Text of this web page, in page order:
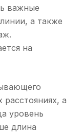
важные
а также
на
а
уровень
длина